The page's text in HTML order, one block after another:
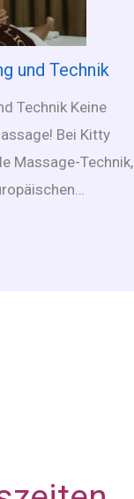
und Technik
Technik Keine
Bei Kitty
Massage-Technik,